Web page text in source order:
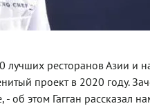
лучших ресторанов Азии и
проект в 2020 году.
об этом Гагган рассказал